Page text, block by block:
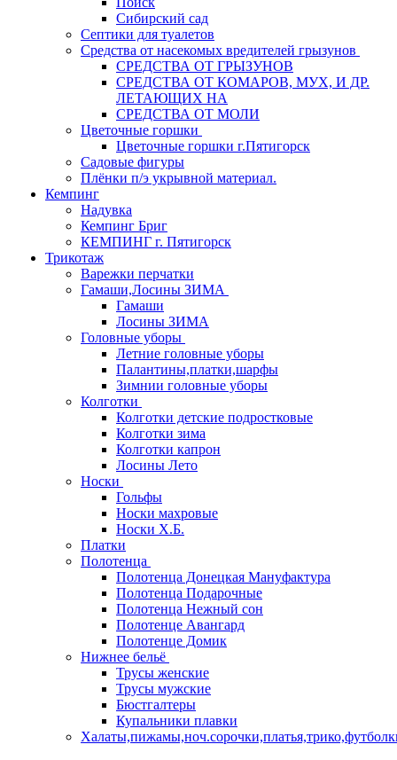
Сибирский сад
Септики для туалетов
Средства от насекомых вредителей грызунов
СPEДСТВА ОТ ГРЫЗУНОВ
СРЕДСТВА ОТ КОМАРОВ, МУХ, И ДР.
ЛЕТАЮЩИХ НА
СРЕДСТВА ОТ МОЛИ
Цветочные горшки
Цветочные горшки г.Пятигорск
Садовые фигуры
Плёнки п/э укрывной материал.
Кемпинг
Надувка
Кемпинг Бриг
КЕМПИНГ г. Пятигорск
Трикотаж
Варежки перчатки
Гамаши,Лосины ЗИМА
Гамаши
Лосины ЗИМА
Головные уборы
Летние головные уборы
Палантины,платки,шарфы
Зимнии головные уборы
Колготки
Колготки детские подростковые
Колготки зима
Колготки капрон
Лосины Лето
Носки
Гольфы
Носки махровые
Носки Х.Б.
Платки
Полотенца
Полотенца Донецкая Мануфактура
Полотенца Подарочные
Полотенца Нежный сон
Полотенце Авангард
Полотенце Домик
Нижнее бельё
Трусы женские
Трусы мужские
Бюстгалтеры
Купальники плавки